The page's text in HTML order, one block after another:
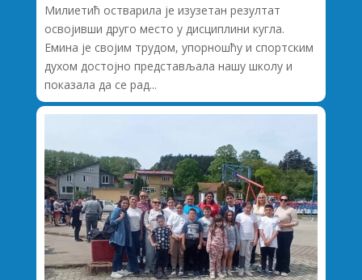
Милиетић остварила је изузетан резултат
освојивши друго место у дисциплини кугла.
Емина је својим трудом, упорношћу и спортским
духом достојно представљала нашу школу и
показала да се рад...